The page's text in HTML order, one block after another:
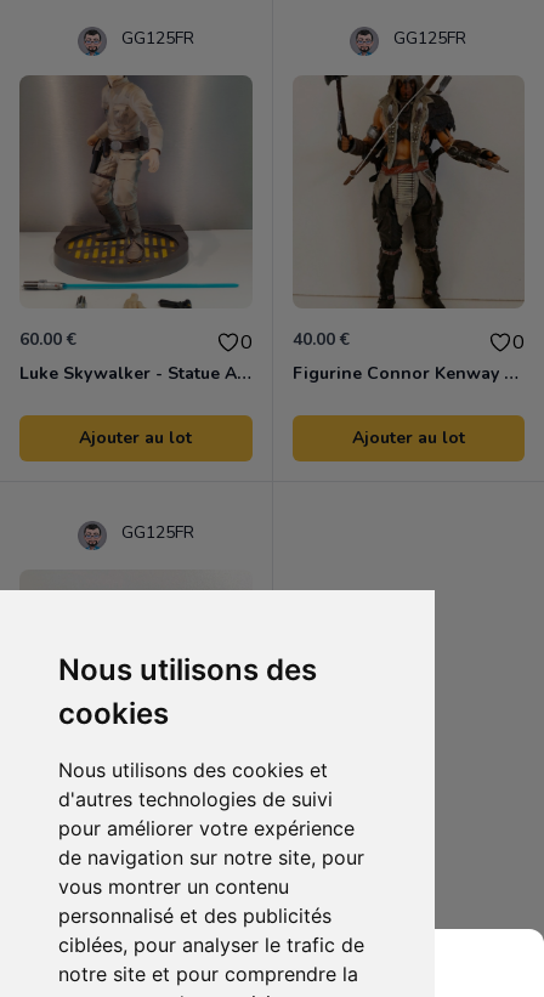
Nous utilisons des
cookies
Nous utilisons des cookies et
d'autres technologies de suivi
pour améliorer votre expérience
de navigation sur notre site, pour
vous montrer un contenu
personnalisé et des publicités
ciblées, pour analyser le trafic de
notre site et pour comprendre la
GG125FR
60.00 € 0
Luke Skywalker - Statue ARTFX
Ajouter au lot
GG125FR
40.00 € 0
Figurine Connor Kenway Ratonhnhake:ton
Ajouter au lot
GG125FR
20.00 € 0
Brassard Killzone
Ajouter au lot